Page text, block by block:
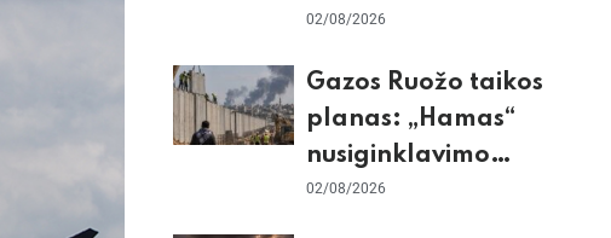
tinklai ir ES skilimas
02/08/2026
Gazos Ruožo taikos
planas: „Hamas“
nusiginklavimo
sąlygos, Izraelio
02/08/2026